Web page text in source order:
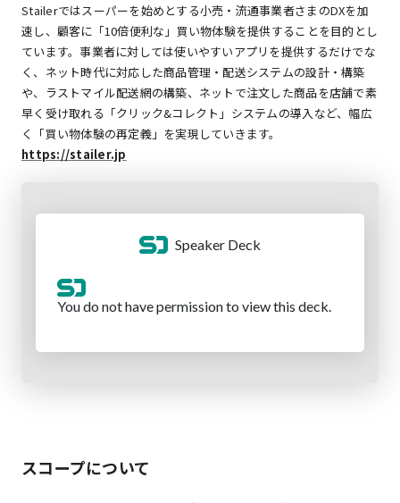
Stailerではスーパーを始めとする小売・流通事業者さまのDXを加
速し、顧客に「10倍便利な」買い物体験を提供することを目的とし
ています。事業者に対しては使いやすいアプリを提供するだけでな
く、ネット時代に対応した商品管理・配送システムの設計・構築
や、ラストマイル配送網の構築、ネットで注文した商品を店舗で素
早く受け取れる「クリック&コレクト」システムの導入など、幅広
く「買い物体験の再定義」を実現していきます。
https://stailer.jp
スコープについて